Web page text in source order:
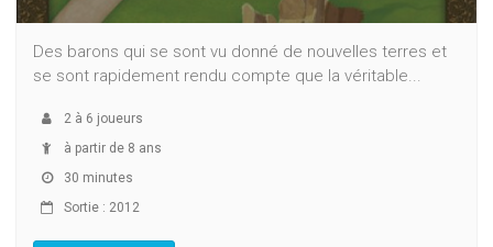
Des barons qui se sont vu donné de nouvelles terres et
se sont rapidement rendu compte que la véritable...
2 à 6 joueurs
à partir de 8 ans
30 minutes
Sortie : 2012